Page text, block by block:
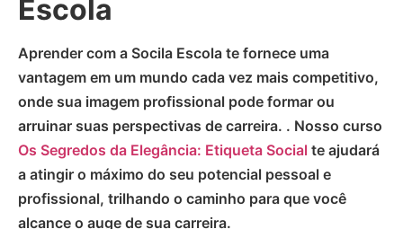
Escola
Aprender com a Socila Escola te fornece uma
vantagem em um mundo cada vez mais competitivo,
onde sua imagem profissional pode formar ou
arruinar suas perspectivas de carreira. . Nosso curso
Os Segredos da Elegância: Etiqueta Social te ajudará
a atingir o máximo do seu potencial pessoal e
profissional, trilhando o caminho para que você
alcance o auge de sua carreira.